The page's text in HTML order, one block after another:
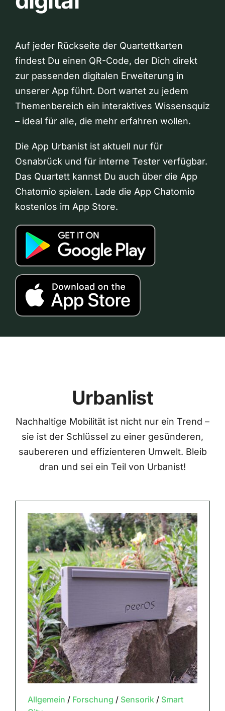
Auf jeder Rückseite der Quartettkarten
findest Du einen QR-Code, der Dich direkt
zur passenden digitalen Erweiterung in
unserer App führt. Dort wartet zu jedem
Themenbereich ein interaktives Wissensquiz
– ideal für alle, die mehr erfahren wollen.
Die App Urbanist ist aktuell nur für
Osnabrück und für interne Tester verfügbar.
Das Quartett kannst Du auch über die App
Chatomio spielen. Lade die App Chatomio
kostenlos im App Store.
Urbanlist
Nachhaltige Mobilität ist nicht nur ein Trend –
sie ist der Schlüssel zu einer gesünderen,
saubereren und effizienteren Umwelt. Bleib
dran und sei ein Teil von Urbanist!
Allgemein / Forschung / Sensorik/ Smart